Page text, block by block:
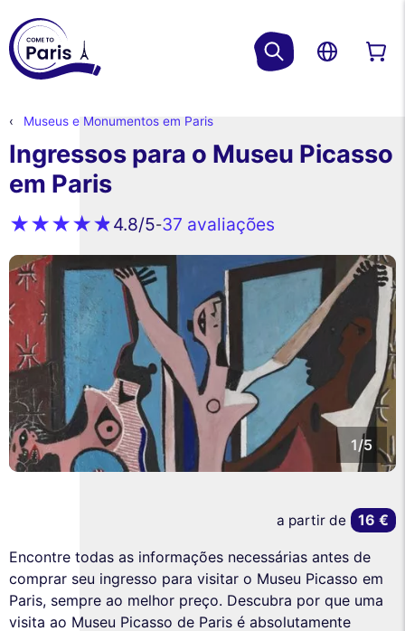
Museus e Monumentos em Paris
Ingressos para o Museu Picasso
em Paris
4.8/5-37 avaliações
1/5
Encontre todas as informações necessárias antes de
comprar seu ingresso para visitar o Museu Picasso em
Paris, sempre ao melhor preço. Descubra por que uma
visita ao Museu Picasso de Paris é absolutamente
a partir de 16 €